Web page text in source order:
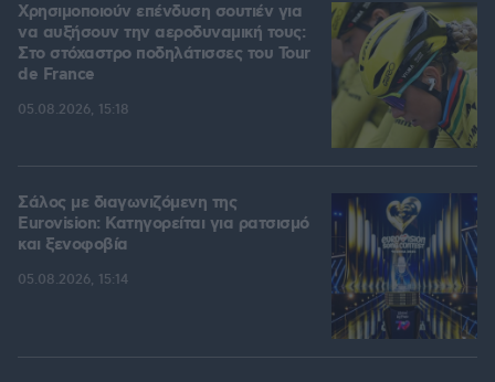
Χρησιμοποιούν επένδυση σουτιέν για
να αυξήσουν την αεροδυναμική τους:
Στο στόχαστρο ποδηλάτισσες του Tour
de France
05.08.2026, 15:18
Σάλος με διαγωνιζόμενη της
Eurovision: Κατηγορείται για ρατσισμό
και ξενοφοβία
05.08.2026, 15:14